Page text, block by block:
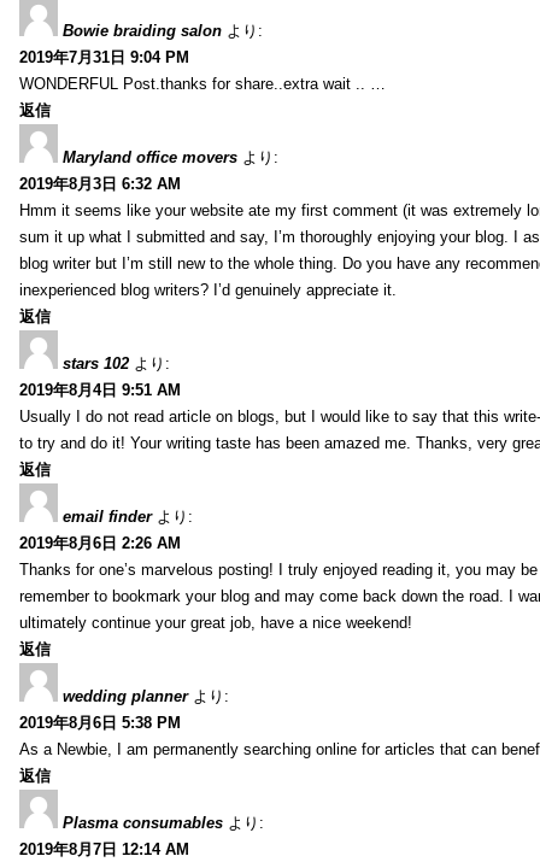
Bowie braiding salon より:
2019年7月31日 9:04 PM
WONDERFUL Post.thanks for share..extra wait .. …
返信
Maryland office movers より:
2019年8月3日 6:32 AM
Hmm it seems like your website ate my first comment (it was extremely
sum it up what I submitted and say, I’m thoroughly enjoying your blog. I
blog writer but I’m still new to the whole thing. Do you have any
inexperienced blog writers? I’d genuinely appreciate it.
返信
stars 102 より:
2019年8月4日 9:51 AM
Usually I do not read article on blogs, but I would like to say that this
to try and do it! Your writing taste has been amazed me. Thanks, very
返信
email finder より:
2019年8月6日 2:26 AM
Thanks for one’s marvelous posting! I truly enjoyed reading it, you may
remember to bookmark your blog and may come back down the road. I
ultimately continue your great job, have a nice weekend!
返信
wedding planner より:
2019年8月6日 5:38 PM
As a Newbie, I am permanently searching online for articles that can
返信
Plasma consumables より:
2019年8月7日 12:14 AM